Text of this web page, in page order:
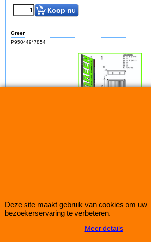
Koop nu
Green
P950449*7854
Auto Couture 1998 - 2026
Deze site maakt gebruik van cookies om uw
bezoekerservaring te verbeteren.
Meer details